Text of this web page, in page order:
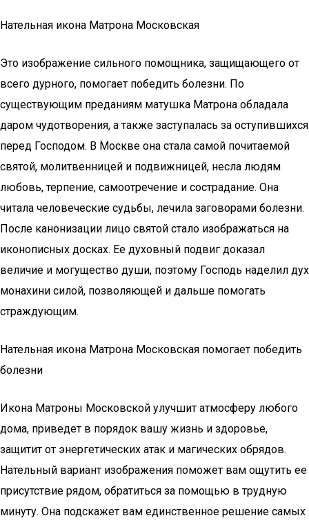
Нательная икона Матрона Московская
Это изображение сильного помощника, защищающего от
всего дурного, помогает победить болезни. По
существующим преданиям матушка Матрона обладала
даром чудотворения, а также заступалась за оступившихся
перед Господом. В Москве она стала самой почитаемой
святой, молитвенницей и подвижницей, несла людям
любовь, терпение, самоотречение и сострадание. Она
читала человеческие судьбы, лечила заговорами болезни.
После канонизации лицо святой стало изображаться на
иконописных досках. Ее духовный подвиг доказал
величие и могущество души, поэтому Господь наделил дух
монахини силой, позволяющей и дальше помогать
страждующим.
Нательная икона Матрона Московская помогает победить
болезни
Икона Матроны Московской улучшит атмосферу любого
дома, приведет в порядок вашу жизнь и здоровье,
защитит от энергетических атак и магических обрядов.
Нательный вариант изображения поможет вам ощутить ее
присутствие рядом, обратиться за помощью в трудную
минуту. Она подскажет вам единственное решение самых